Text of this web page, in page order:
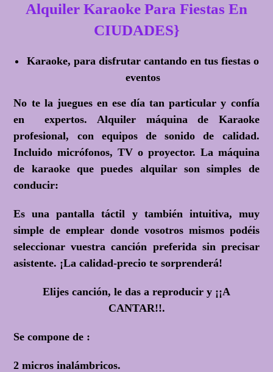
Alquiler Karaoke Para Fiestas En
CIUDADES}
Karaoke, para disfrutar cantando en tus fiestas o
eventos
No te la juegues en ese día tan particular y confía
en expertos. Alquiler máquina de Karaoke
profesional, con equipos de sonido de calidad.
Incluido micrófonos, TV o proyector. La máquina
de karaoke que puedes alquilar son simples de
conducir:
Es una pantalla táctil y también intuitiva, muy
simple de emplear donde vosotros mismos podéis
seleccionar vuestra canción preferida sin precisar
asistente. ¡La calidad-precio te sorprenderá!
Elijes canción, le das a reproducir y ¡¡A
CANTAR!!.
Se compone de :
2 micros inalámbricos.